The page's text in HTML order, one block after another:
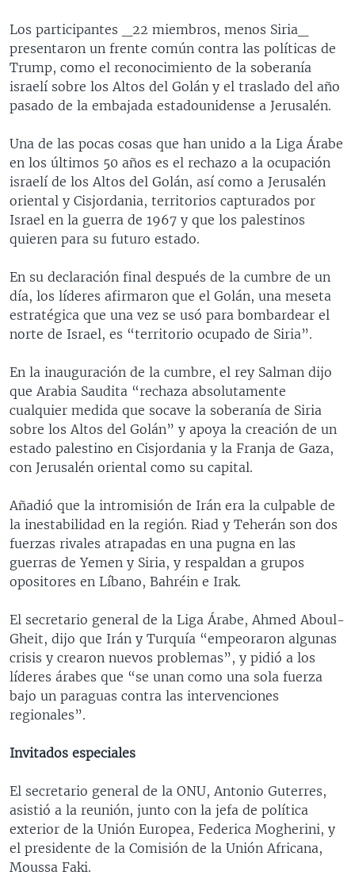
Los participantes _22 miembros, menos Siria_
presentaron un frente común contra las políticas de
Trump, como el reconocimiento de la soberanía
israelí sobre los Altos del Golán y el traslado del año
pasado de la embajada estadounidense a Jerusalén.
Una de las pocas cosas que han unido a la Liga Árabe
en los últimos 50 años es el rechazo a la ocupación
israelí de los Altos del Golán, así como a Jerusalén
oriental y Cisjordania, territorios capturados por
Israel en la guerra de 1967 y que los palestinos
quieren para su futuro estado.
En su declaración final después de la cumbre de un
día, los líderes afirmaron que el Golán, una meseta
estratégica que una vez se usó para bombardear el
norte de Israel, es “territorio ocupado de Siria”.
En la inauguración de la cumbre, el rey Salman dijo
que Arabia Saudita “rechaza absolutamente
cualquier medida que socave la soberanía de Siria
sobre los Altos del Golán” y apoya la creación de un
estado palestino en Cisjordania y la Franja de Gaza,
con Jerusalén oriental como su capital.
Añadió que la intromisión de Irán era la culpable de
la inestabilidad en la región. Riad y Teherán son dos
fuerzas rivales atrapadas en una pugna en las
guerras de Yemen y Siria, y respaldan a grupos
opositores en Líbano, Bahréin e Irak.
El secretario general de la Liga Árabe, Ahmed Aboul-
Gheit, dijo que Irán y Turquía “empeoraron algunas
crisis y crearon nuevos problemas”, y pidió a los
líderes árabes que “se unan como una sola fuerza
bajo un paraguas contra las intervenciones
regionales”.
Invitados especiales
El secretario general de la ONU, Antonio Guterres,
asistió a la reunión, junto con la jefa de política
exterior de la Unión Europea, Federica Mogherini, y
el presidente de la Comisión de la Unión Africana,
Moussa Faki.